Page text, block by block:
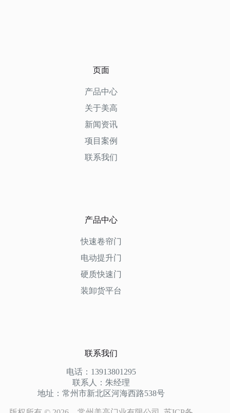
页面
产品中心
关于美高
新闻资讯
项目案例
联系我们
产品中心
快速卷帘门
电动提升门
硬质快速门
装卸货平台
联系我们
电话：13913801295
联系人：朱经理
地址：常州市新北区河海西路538号